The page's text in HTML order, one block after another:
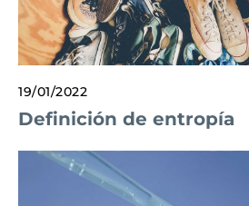
19/01/2022
Definición de entropía